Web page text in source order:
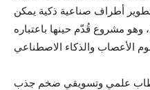
أطراف صناعية ذكية يمكن
وهو مشروع قُدّم حينها باعتباره
علمي وتسويقي ضخم جذب